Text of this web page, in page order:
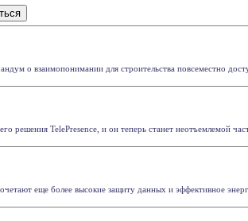
о взаимопонимании для строительства повсеместно
решения TelePresence, и он теперь станет неотъемлемой
еще более высокие защиту данных и эффективное